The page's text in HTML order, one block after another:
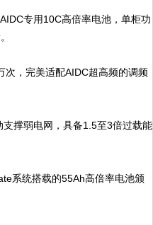
专用10C高倍率电池，单柜功
，完美适配AIDC超高频的调频
撑弱电网，具备1.5至3倍过载能
系统搭载的55Ah高倍率电池颁